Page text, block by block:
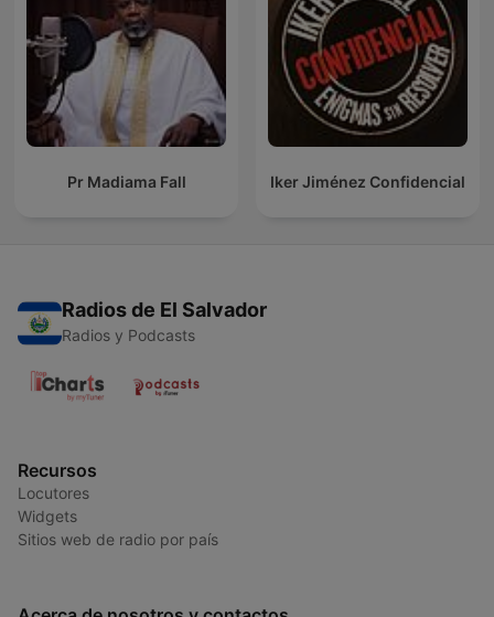
Pr Madiama Fall Iker Jiménez Confidencial
Radios de El Salvador
Radios y Podcasts
Recursos
Locutores
Widgets
Sitios web de radio por país